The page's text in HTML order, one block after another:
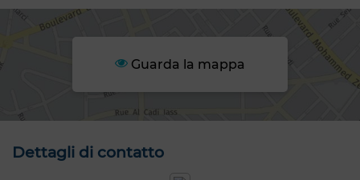
Guarda la mappa
Dettagli di contatto